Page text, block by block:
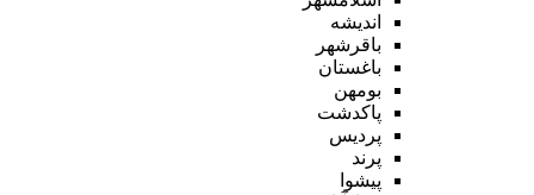
اندیشه
باقرشهر
باغستان
بومهن
پاکدشت
پردیس
پرند
پیشوا